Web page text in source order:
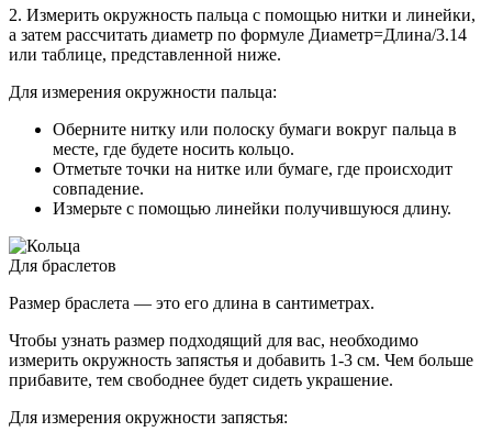
2. Измерить окружность пальца с помощью нитки и линейки,
а затем рассчитать диаметр по формуле Диаметр=Длина/3.14
или таблице, представленной ниже.
Для измерения окружности пальца:
Оберните нитку или полоску бумаги вокруг пальца в
месте, где будете носить кольцо.
Отметьте точки на нитке или бумаге, где происходит
совпадение.
Измерьте с помощью линейки получившуюся длину.
Для браслетов
Размер браслета — это его длина в сантиметрах.
Чтобы узнать размер подходящий для вас, необходимо
измерить окружность запястья и добавить 1-3 см. Чем больше
прибавите, тем свободнее будет сидеть украшение.
Для измерения окружности запястья: